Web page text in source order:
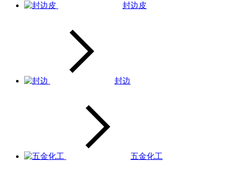
封边皮
封边
五金化工